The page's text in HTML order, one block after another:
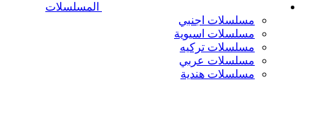
المسلسلات
مسلسلات اجنبي
مسلسلات اسيوية
مسلسلات تركيه
مسلسلات عربي
مسلسلات هندية